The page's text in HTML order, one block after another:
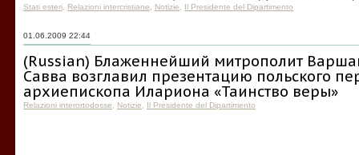
Stati esteri Relazioni intercristiane Notizie Il Presidente del Dipartimento
01.06.2009 22:44
(Russian) Блаженнейший митрополит
Савва возглавил презентацию польского
архиепископа Илариона «Таинство веры»
Relazioni interortodosse Notizie Il Presidente del Dipartimento